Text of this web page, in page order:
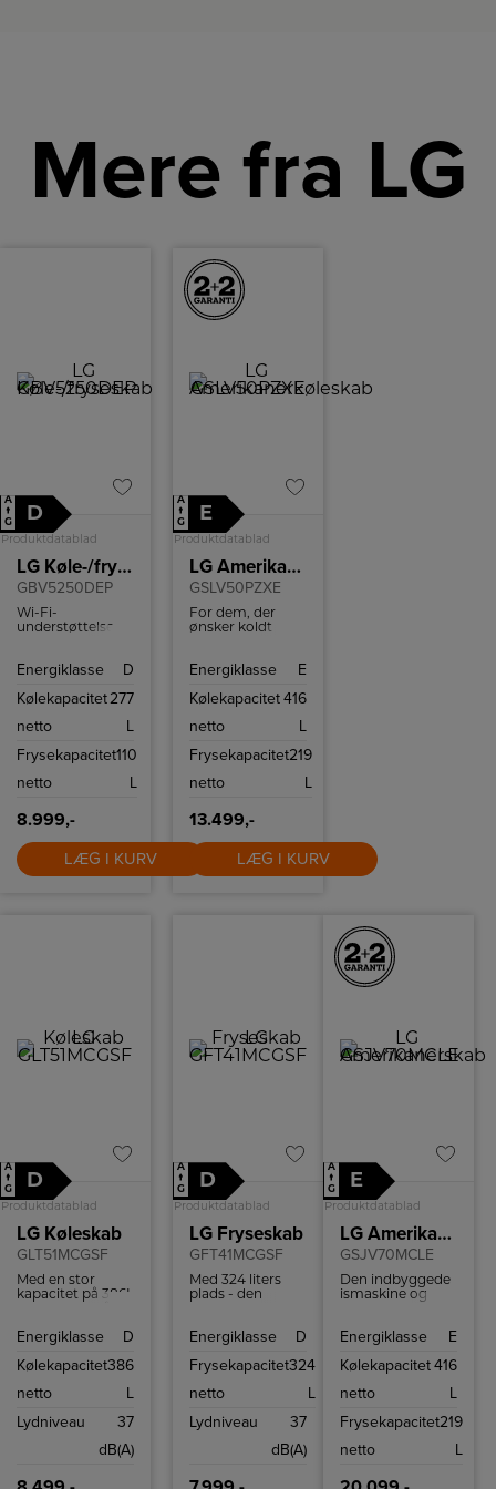
Mere fra LG
A
↑
G
D
Produktdatablad
LG Køle-/fryseskab
GBV5250DEP
Wi-Fi-
understøttelse,
smartphone og
kan du fjernstyre
så dit kabinet er
behov.
Energiklasse
D
Kølekapacitet
netto
277
L
Frysekapacitet
netto
110
L
8.999,-
LÆG I KURV
A
↑
G
E
Produktdatablad
LG Amerikanerkøleskab
GSLV50PZXE
For dem, der
ønsker koldt
model en fast
Energiklasse
E
Kølekapacitet
netto
416
L
Frysekapacitet
netto
219
L
13.499,-
LÆG I KURV
A
↑
G
D
Produktdatablad
LG Køleskab
GLT51MCGSF
Med en stor
kapacitet på 386L
plads til alle dine
Energiklasse
D
Kølekapacitet
netto
386
L
Lydniveau
37
dB(A)
A
↑
G
D
Produktdatablad
LG Fryseskab
GFT41MCGSF
Med 324 liters
plads - den
masser af plads
yndlingsmad
NoFrost.
Energiklasse
D
Frysekapacitet
netto
324
L
Lydniveau
37
dB(A)
A
↑
G
E
Produktdatablad
LG Amerikanerskab
GSJV70MCLE
Den indbyggede
ismaskine og
nyde et iskoldt
isterninger
Med en kapacitet
altid være sikker
klar til dine
Energiklasse
E
Kølekapacitet
netto
416
L
Frysekapacitet
netto
219
L